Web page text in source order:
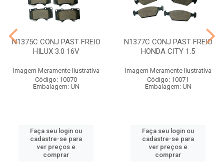
N1375C CONJ PAST FREIO
HILUX 3.0 16V
Imagem Meramente Ilustrativa
Código: 10070
Embalagem: UN
Faça seu login ou
cadastre-se para
ver preços e
comprar
N1377C CONJ PAST FREIO
HONDA CITY 1.5
Imagem Meramente Ilustrativa
Código: 10071
Embalagem: UN
Faça seu login ou
cadastre-se para
ver preços e
comprar